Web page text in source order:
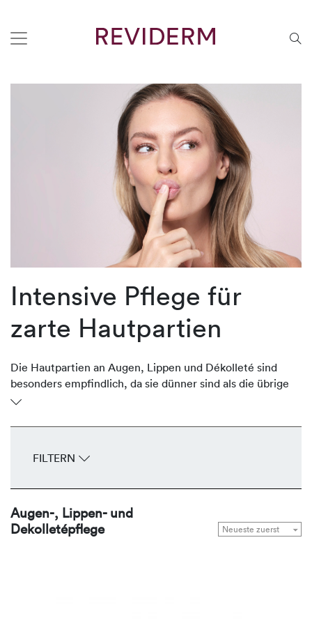
Intensive Pflege für
zarte Hautpartien
Die Hautpartien an Augen, Lippen und Dékolleté sind
besonders empfindlich, da sie dünner sind als die übrige
Gesichtshaut. Oftmals sind sie aber stark der Sonne
entwickeln frühzeitig Fältchen und Falten. Die
durchfeuchten, glätten und straffen die zarten
FILTERN
Augen-, Lippen- und
Dekolletépflege